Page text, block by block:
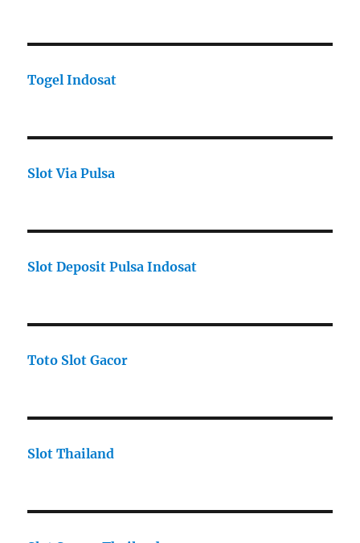
Togel Indosat
Slot Via Pulsa
Slot Deposit Pulsa Indosat
Toto Slot Gacor
Slot Thailand